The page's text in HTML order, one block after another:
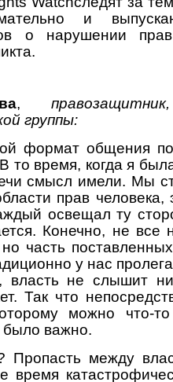
и
о нарушении
,
группы:
формат общения
то время, когда я
смысл имели. Мы
прав человека,
освещал ту
Конечно, не все
часть
у нас
не слышит
Так что
можно что-
было важно.
Пропасть между
время